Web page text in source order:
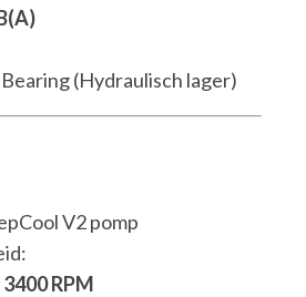
(Hydraulisch lager)
V2 pomp
3400 RPM